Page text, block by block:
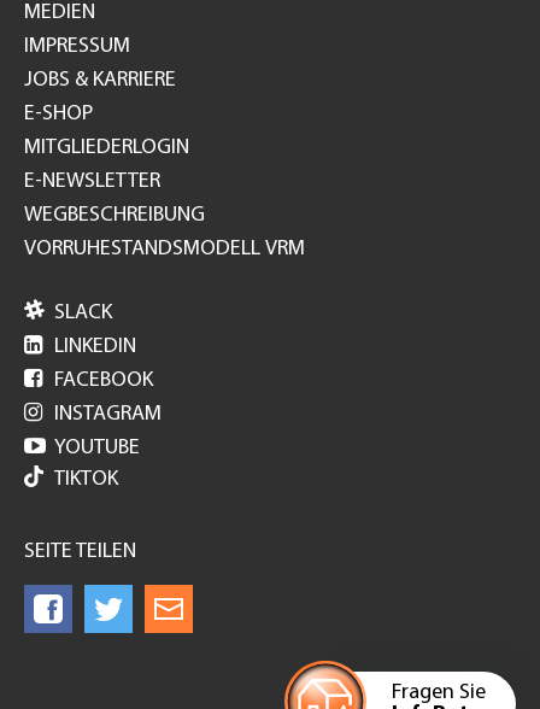
Fragen Sie
MEDIEN
IMPRESSUM
JOBS & KARRIERE
E-SHOP
MITGLIEDERLOGIN
E-NEWSLETTER
WEGBESCHREIBUNG
VORRUHESTANDSMODELL VRM
 SLACK
 LINKEDIN
 FACEBOOK
 INSTAGRAM
 YOUTUBE
TIKTOK
SEITE TEILEN